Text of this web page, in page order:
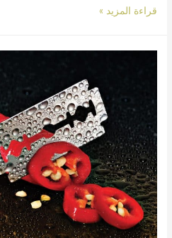
قراءة المزيد »
لماذا
تأكلونها؟
الفرق
بين
مشاعر
الحيوانات
والنباتات